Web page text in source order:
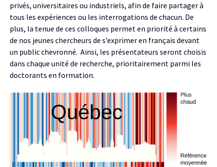
privés, universitaires ou industriels, afin de faire partager à
tous les expériences ou les interrogations de chacun. De
plus, la tenue de ces colloques permet en priorité à certains
de nos jeunes chercheurs de s’exprimer en français devant
un public chevronné. Ainsi, les présentateurs seront choisis
dans chaque unité de recherche, prioritairement parmi les
doctorants en formation.